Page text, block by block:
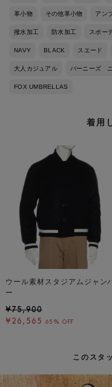
革小物 その他革小物 アン
撥水加工 防水加工 スポー
NAVY BLACK スエード
大人カジュアル バーニーズ
FOX UMBRELLAS
着用
ウール素材スタジアムジャン
ー
¥75,900
¥26,565
65% OFF
このスタ